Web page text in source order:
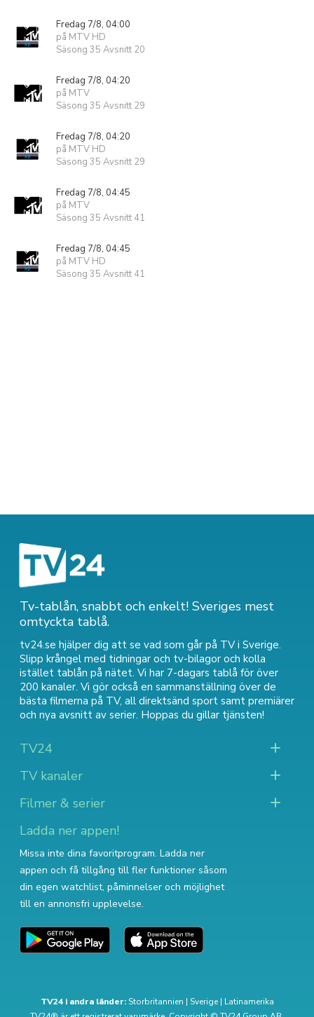
Fredag 7/8, 04:00
på MTV HD
Säsong 35 Avsnitt 20
Fredag 7/8, 04:20
på MTV
Säsong 35 Avsnitt 29
Fredag 7/8, 04:20
på MTV HD
Säsong 35 Avsnitt 29
Fredag 7/8, 04:45
på MTV
Säsong 35 Avsnitt 41
Fredag 7/8, 04:45
på MTV HD
Säsong 35 Avsnitt 41
Tv-tablån, snabbt och enkelt! Sveriges mest
omtyckta tablå.
tv24.se hjälper dig att se vad som går på TV i Sverige.
Slipp krångel med tidningar och tv-bilagor och kolla
istället tablån på nätet. Vi har 7-dagars tablå för över
200 kanaler. Vi gör också en sammanställning över de
bästa filmerna på TV, all direktsänd sport samt premiärer
och nya avsnitt av serier. Hoppas du gillar tjänsten!
TV24
TV kanaler
Filmer & serier
Ladda ner appen!
Missa inte dina favoritprogram. Ladda ner
appen och få tillgång till fler funktioner såsom
din egen watchlist, påminnelser och möjlighet
till en annonsfri upplevelse.
TV24 i andra länder: Storbritannien | Sverige| Latinamerika